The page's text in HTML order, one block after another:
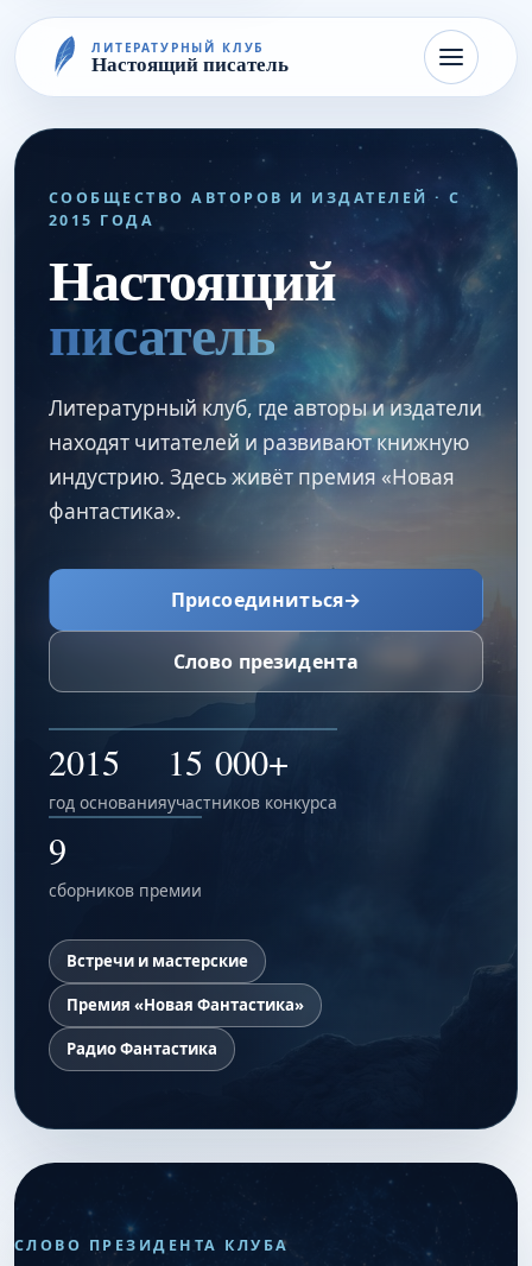
ЛИТЕРАТУРНЫЙ КЛУБ
Настоящий писатель
СООБЩЕСТВО АВТОРОВ И ИЗДАТЕЛЕЙ · С
2015 ГОДА
Настоящий
писатель
Литературный клуб, где авторы и издатели
находят читателей и развивают книжную
индустрию. Здесь живёт премия «Новая
фантастика».
Присоединиться→
Слово президента
2015
год основания
15 000+
участников конкурса
9
сборников премии
Встречи и мастерские
Премия «Новая Фантастика»
Радио Фантастика
СЛОВО ПРЕЗИДЕНТА КЛУБА